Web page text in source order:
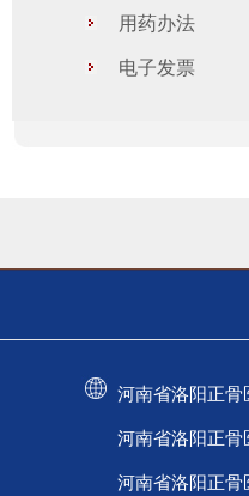
用药办法
电子发票
河南省洛阳正
河南省洛阳正
河南省洛阳正